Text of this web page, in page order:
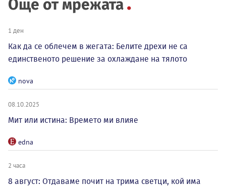
Още от мрежата
1 ден
Как да се облечем в жегата: Белите дрехи не са
единственото решение за охлаждане на тялото
nova
08.10.2025
Мит или истина: Времето ми влияе
edna
2 часа
8 август: Отдаваме почит на трима светци, кой има